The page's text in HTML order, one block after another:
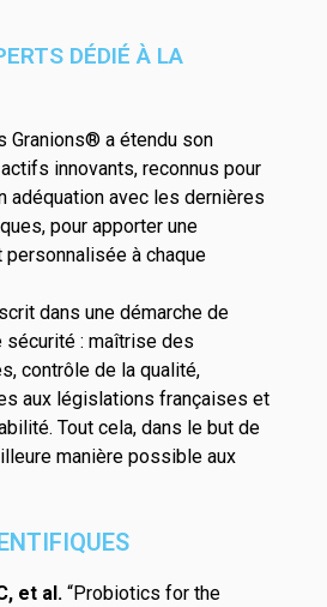
DÉDIÉ À LA
Granions® a étendu son
innovants, reconnus pour
adéquation avec les dernières
pour apporter une
à chaque
dans une démarche de
sécurité : maîtrise des
contrôle de la qualité,
aux législations françaises et
Tout cela, dans le but de
manière possible aux
et al. “Probiotics for the